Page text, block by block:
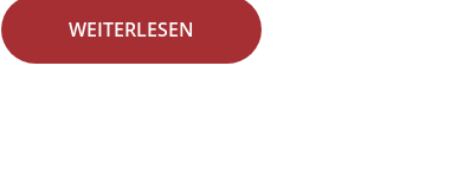
WEITERLESEN